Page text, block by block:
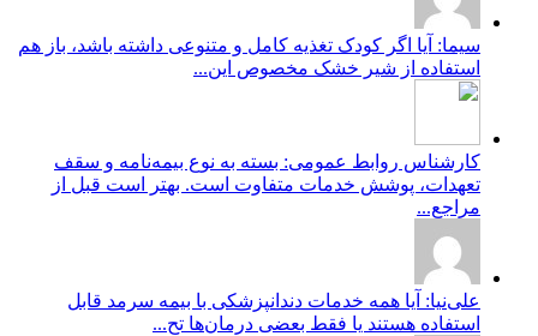
سیما: آیا اگر کودک تغذیه کامل و متنوعی داشته باشد، باز هم
استفاده از شیر خشک مخصوص این...
کارشناس روابط عمومی: بسته به نوع بیمه‌نامه و سقف
تعهدات، پوشش خدمات متفاوت است. بهتر است قبل از
مراجع...
علی‌نیا: آیا همه خدمات دندانپزشکی با بیمه سرمد قابل
استفاده هستند یا فقط بعضی درمان‌ها تح...